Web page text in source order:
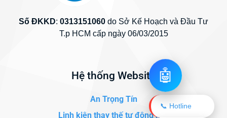
Số ĐKKD: 0313151060 do Sở Kế Hoạch và Đầu Tư
T.p HCM cấp ngày 06/03/2015
Hệ thống Website
An Trọng Tín
Linh kiện thay thế tự động hóa
🤖
📞 Hotline